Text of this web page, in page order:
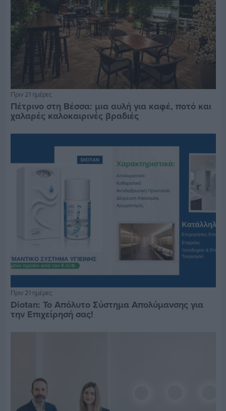
Πριν 21 ημέρες
Πέτρινο στη Βέσσα: μια αυλή για καφέ, ποτό και
χαλαρές καλοκαιρινές βραδιές
Πριν 21 ημέρες
Diotan: Το Απόλυτο Σύστημα Απολύμανσης για
την Επιχείρησή σας!